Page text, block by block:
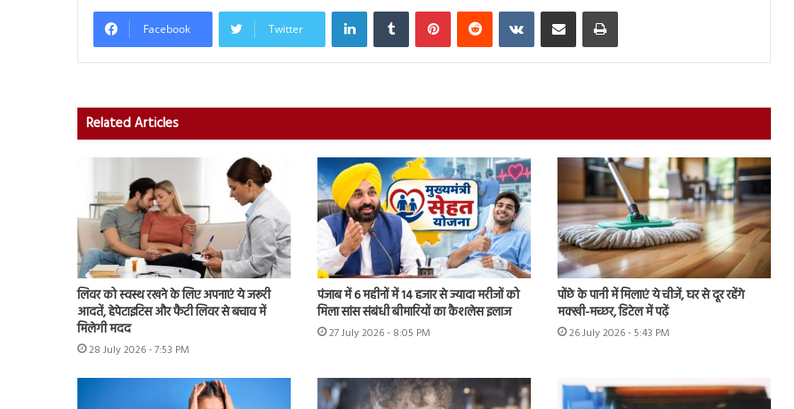
Facebook Twitter
LinkedInTumblr PinterestReddit VKontakteShare via Email Print
Related Articles
लिवर को स्वस्थ रखने के लिए अपनाएं ये जरूरी
आदतें, हेपेटाइटिस और फैटी लिवर से बचाव में
मिलेगी मदद
28 July 2026 - 7:53 PM
पंजाब में 6 महीनों में 14 हजार से ज्यादा मरीजों को
मिला सांस संबंधी बीमारियों का कैशलेस इलाज
27 July 2026 - 8:05 PM
पोंछे के पानी में मिलाएं ये चीजें, घर से दूर रहेंगे
मक्खी-मच्छर, डिटेल में पढ़ें
26 July 2026 - 5:43 PM